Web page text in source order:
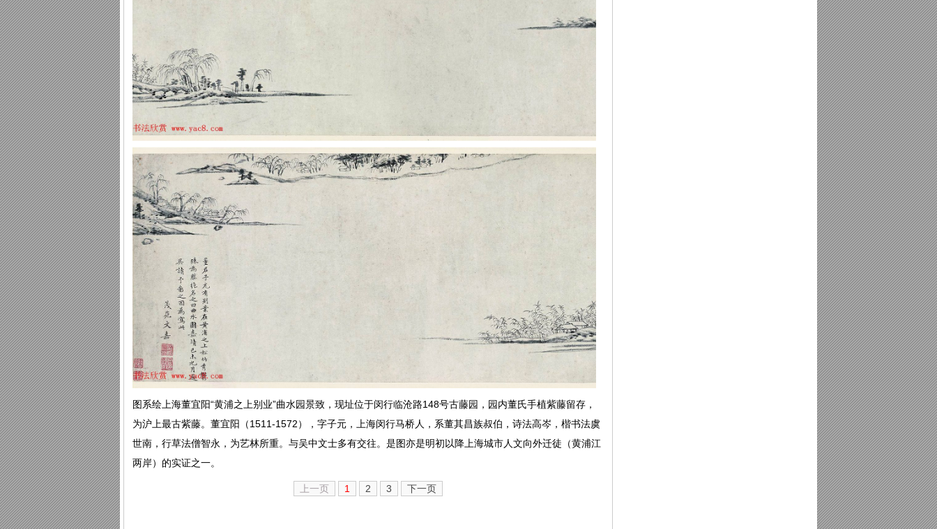
图系绘上海董宜阳“黄浦之上别业”曲水园景致，现址位于闵行临沧路148号古藤园，园内董氏手植紫藤留存，
为沪上最古紫藤。董宜阳（1511-1572），字子元，上海闵行马桥人，系董其昌族叔伯，诗法高岑，楷书法虞
世南，行草法僧智永，为艺林所重。与吴中文士多有交往。是图亦是明初以降上海城市人文向外迁徒（黄浦江
两岸）的实证之一。
上一页 1 2 3 下一页